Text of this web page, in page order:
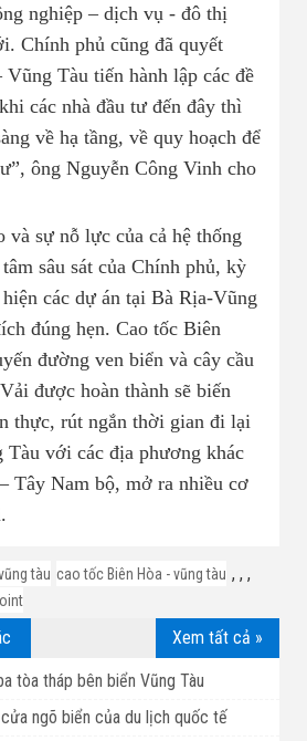
nghiệp – dịch vụ - đô thị
Chính phủ cũng đã quyết
Tàu tiến hành lập các đề
các nhà đầu tư đến đây thì
về hạ tầng, về quy hoạch để
ông Nguyễn Công Vinh cho
và sự nỗ lực của cả hệ thống
sâu sát của Chính phủ, kỳ
các dự án tại Bà Rịa-Vũng
đúng hẹn. Cao tốc Biên
đường ven biển và cây cầu
được hoàn thành sẽ biến
thực, rút ngắn thời gian đi lại
Tàu với các địa phương khác
Tây Nam bộ, mở ra nhiều cơ
tàu ,
cao tốc Biên Hòa - vũng tàu , ,
Xem tất cả »
tòa tháp bên biển Vũng Tàu
cửa ngõ biển của du lịch quốc tế